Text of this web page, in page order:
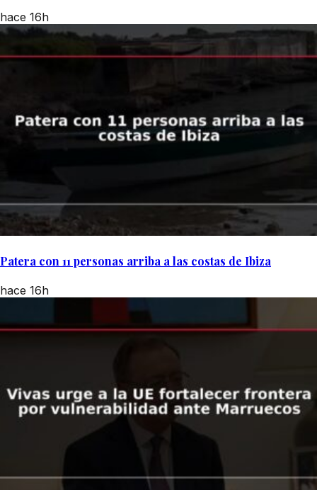
hace 16h
Patera con 11 personas arriba a las costas de Ibiza
hace 16h